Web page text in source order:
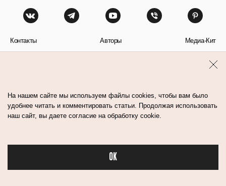
Бьюти в спорте
Контакты Авторы Медиа-Кит
На нашем сайте мы используем файлы cookies, чтобы вам было
удобнее читать и комментировать статьи. Продолжая использовать
наш сайт, вы даете согласие на обработку cookie.
OK